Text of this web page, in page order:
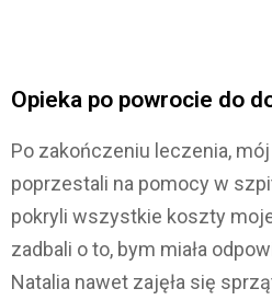
Opieka po powrocie do
Po zakończeniu leczenia,
poprzestali na pomocy w
pokryli wszystkie koszty
zadbali o to, bym miała
Natalia nawet zajęła się